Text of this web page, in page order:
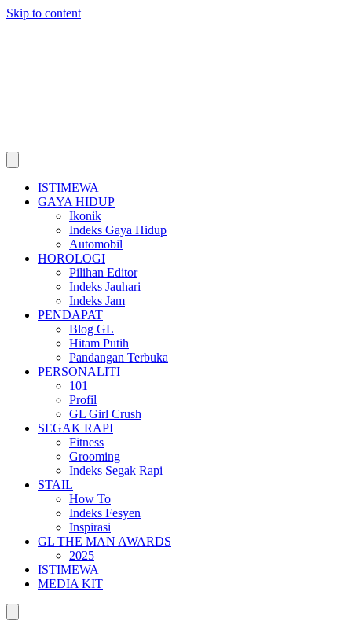
Skip to content
ISTIMEWA
GAYA HIDUP
Ikonik
Indeks Gaya Hidup
Automobil
HOROLOGI
Pilihan Editor
Indeks Jauhari
Indeks Jam
PENDAPAT
Blog GL
Hitam Putih
Pandangan Terbuka
PERSONALITI
101
Profil
GL Girl Crush
SEGAK RAPI
Fitness
Grooming
Indeks Segak Rapi
STAIL
How To
Indeks Fesyen
Inspirasi
GL THE MAN AWARDS
2025
ISTIMEWA
MEDIA KIT